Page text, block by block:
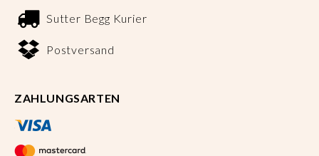
Sutter Begg Kurier
Postversand
ZAHLUNGSARTEN